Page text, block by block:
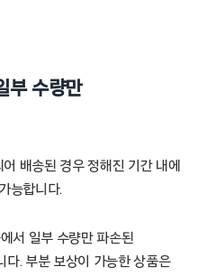
부 수량만
배송된 경우 정해진 기간 내에
능합니다.
서 일부 수량만 파손된
다. 부분 보상이 가능한 상품은